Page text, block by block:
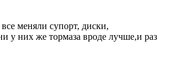
меняли супорт, диски,
у них же тормаза вроде лучше,и раз